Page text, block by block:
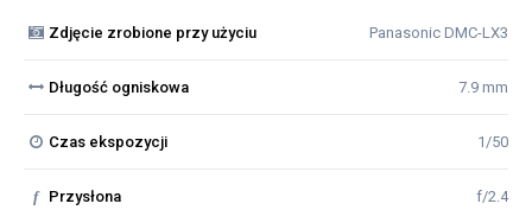
Zdjęcie zrobione przy użyciu Panasonic DMC-LX3
Długość ogniskowa 7.9 mm
Czas ekspozycji 1/50
f Przysłona f/2.4